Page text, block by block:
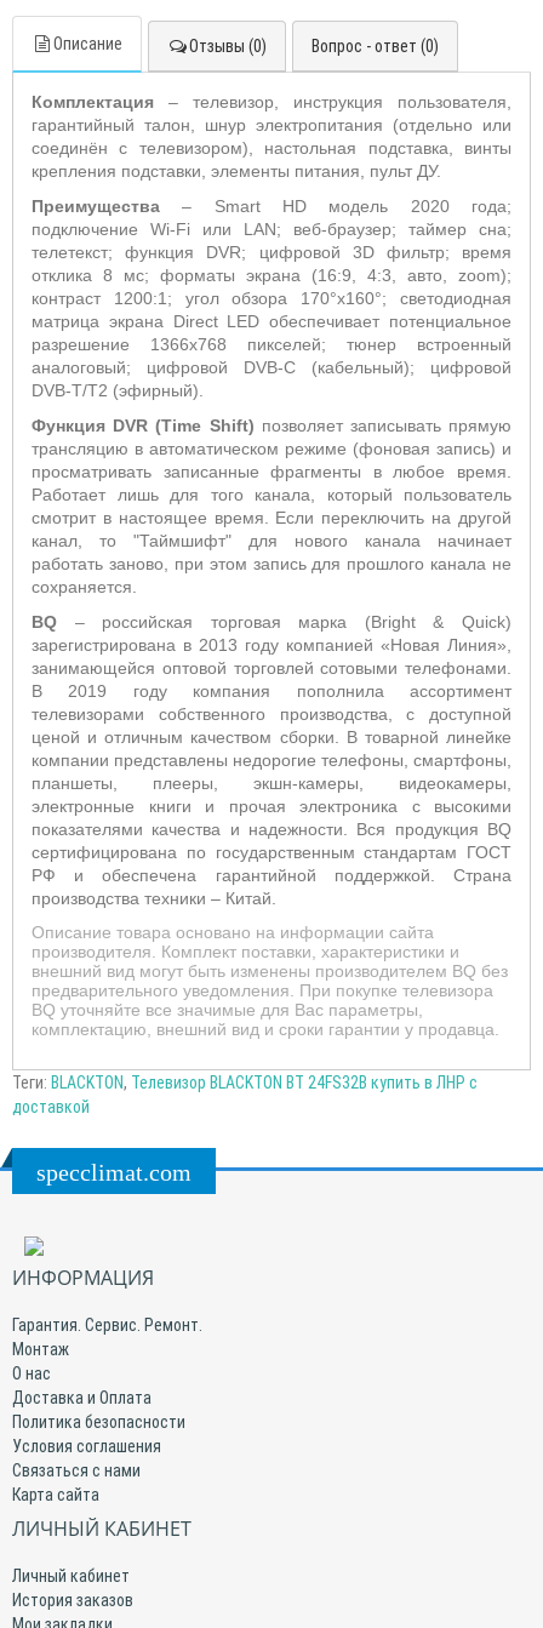
Описание Отзывы (0) Вопрос - ответ (0)
Комплектация – телевизор, инструкция пользователя,
гарантийный талон, шнур электропитания (отдельно или
соединён с телевизором), настольная подставка, винты
крепления подставки, элементы питания, пульт ДУ.
Преимущества– Smart HD модель 2020 года;
подключение Wi-Fi или LAN; веб-браузер; таймер сна;
телетекст; функция DVR; цифровой 3D фильтр; время
отклика 8 мс; форматы экрана (16:9, 4:3, авто, zoom);
контраст 1200:1; угол обзора 170°х160°; светодиодная
матрица экрана Direct LED обеспечивает потенциальное
разрешение 1366x768 пикселей; тюнер встроенный
аналоговый; цифровой DVB-C (кабельный); цифровой
DVB-T/T2 (эфирный).
Функция DVR (Time Shift) позволяет записывать прямую
трансляцию в автоматическом режиме (фоновая запись) и
просматривать записанные фрагменты в любое время.
Работает лишь для того канала, который пользователь
смотрит в настоящее время. Если переключить на другой
канал, то "Таймшифт" для нового канала начинает
работать заново, при этом запись для прошлого канала не
сохраняется.
BQ – российская торговая марка (Bright & Quick)
зарегистрирована в 2013 году компанией «Новая Линия»,
занимающейся оптовой торговлей сотовыми телефонами.
В 2019 году компания пополнила ассортимент
телевизорами собственного производства, с доступной
ценой и отличным качеством сборки. В товарной линейке
компании представлены недорогие телефоны, смартфоны,
планшеты, плееры, экшн-камеры, видеокамеры,
электронные книги и прочая электроника с высокими
показателями качества и надежности. Вся продукция BQ
сертифицирована по государственным стандартам ГОСТ
РФ и обеспечена гарантийной поддержкой. Страна
производства техники – Китай.
Описание товара основано на информации сайта
производителя. Комплект поставки, характеристики и
внешний вид могут быть изменены производителем BQ без
предварительного уведомления. При покупке телевизора
BQ уточняйте все значимые для Вас параметры,
комплектацию, внешний вид и сроки гарантии у продавца.
Теги: BLACKTON, Телевизор BLACKTON BT 24FS32B купить в ЛНР с
доставкой
specclimat.com
ИНФОРМАЦИЯ
Гарантия. Сервис. Ремонт.
Монтаж
О нас
Доставка и Оплата
Политика безопасности
Условия соглашения
Связаться с нами
Карта сайта
ЛИЧНЫЙ КАБИНЕТ
Личный кабинет
История заказов